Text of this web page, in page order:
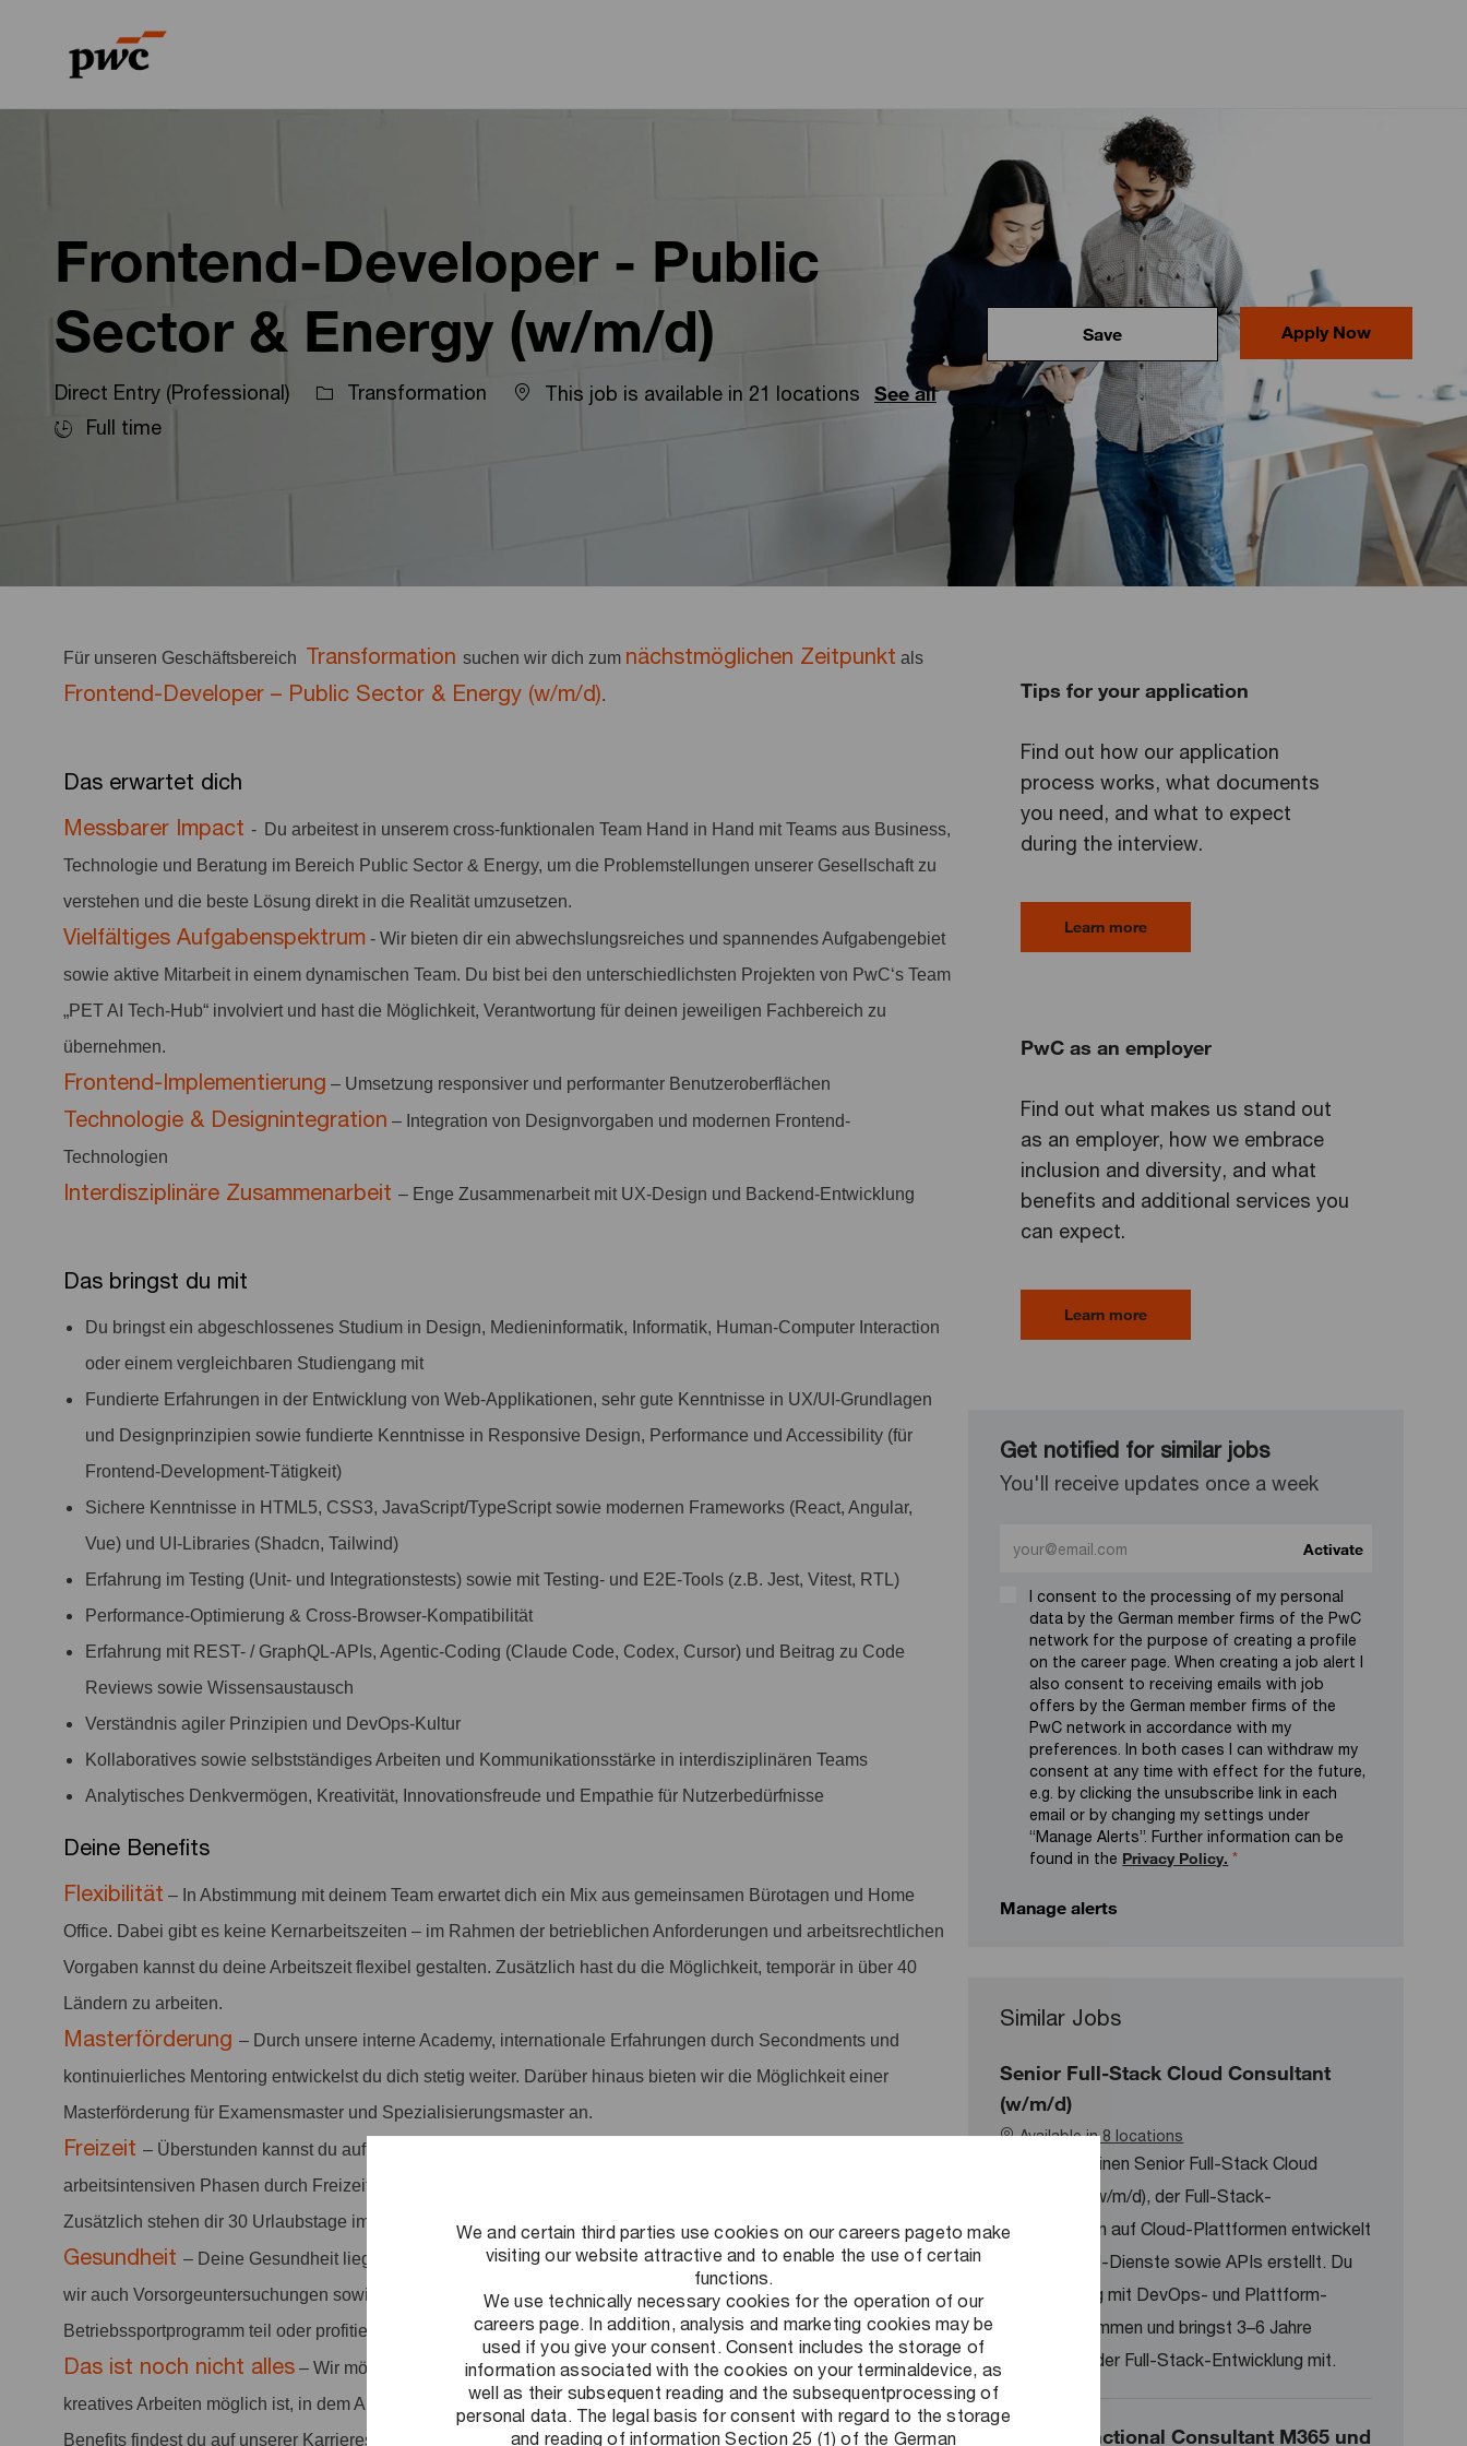
We and certain third parties use cookies on our careers pageto make
visiting our website attractive and to enable the use of certain
functions.
We use technically necessary cookies for the operation of our
careers page. In addition, analysis and marketing cookies may be
used if you give your consent. Consent includes the storage of
information associated with the cookies on your terminaldevice, as
well as their subsequent reading and the subsequentprocessing of
personal data. The legal basis for consent with regard to the storage
and reading of information Section 25 (1) of the German
Frontend-Developer - Public
Sector & Energy (w/m/d)
Direct Entry (Professional) Transformation This job is available in 21 locations
See all
Full time
Save Apply Now
Für unseren Geschäftsbereich Transformation suchen wir dich zum nächstmöglichen Zeitpunkt als
Frontend-Developer – Public Sector & Energy (w/m/d).
Das erwartet dich
Messbarer Impact - Du arbeitest in unserem cross-funktionalen Team Hand in Hand mit Teams aus Business,
Technologie und Beratung im Bereich Public Sector & Energy, um die Problemstellungen unserer Gesellschaft zu
verstehen und die beste Lösung direkt in die Realität umzusetzen.
Vielfältiges Aufgabenspektrum - Wir bieten dir ein abwechslungsreiches und spannendes Aufgabengebiet
sowie aktive Mitarbeit in einem dynamischen Team. Du bist bei den unterschiedlichsten Projekten von PwC‘s Team
„PET AI Tech-Hub“ involviert und hast die Möglichkeit, Verantwortung für deinen jeweiligen Fachbereich zu
übernehmen.
Frontend-Implementierung – Umsetzung responsiver und performanter Benutzeroberflächen
Technologie & Designintegration – Integration von Designvorgaben und modernen Frontend-
Technologien
Interdisziplinäre Zusammenarbeit – Enge Zusammenarbeit mit UX-Design und Backend-Entwicklung
Das bringst du mit
Du bringst ein abgeschlossenes Studium in Design, Medieninformatik, Informatik, Human-Computer Interaction
oder einem vergleichbaren Studiengang mit
Fundierte Erfahrungen in der Entwicklung von Web-Applikationen, sehr gute Kenntnisse in UX/UI-Grundlagen
und Designprinzipien sowie fundierte Kenntnisse in Responsive Design, Performance und Accessibility (für
Frontend-Development-Tätigkeit)
Sichere Kenntnisse in HTML5, CSS3, JavaScript/TypeScript sowie modernen Frameworks (React, Angular,
Vue) und UI-Libraries (Shadcn, Tailwind)
Erfahrung im Testing (Unit- und Integrationstests) sowie mit Testing- und E2E-Tools (z.B. Jest, Vitest, RTL)
Performance-Optimierung & Cross-Browser-Kompatibilität
Erfahrung mit REST- / GraphQL-APIs, Agentic-Coding (Claude Code, Codex, Cursor) und Beitrag zu Code
Reviews sowie Wissensaustausch
Verständnis agiler Prinzipien und DevOps-Kultur
Kollaboratives sowie selbstständiges Arbeiten und Kommunikationsstärke in interdisziplinären Teams
Analytisches Denkvermögen, Kreativität, Innovationsfreude und Empathie für Nutzerbedürfnisse
Deine Benefits
Flexibilität – In Abstimmung mit deinem Team erwartet dich ein Mix aus gemeinsamen Bürotagen und Home
Office. Dabei gibt es keine Kernarbeitszeiten – im Rahmen der betrieblichen Anforderungen und arbeitsrechtlichen
Vorgaben kannst du deine Arbeitszeit flexibel gestalten. Zusätzlich hast du die Möglichkeit, temporär in über 40
Ländern zu arbeiten.
Masterförderung – Durch unsere interne Academy, internationale Erfahrungen durch Secondments und
kontinuierliches Mentoring entwickelst du dich stetig weiter. Darüber hinaus bieten wir die Möglichkeit einer
Masterförderung für Examensmaster und Spezialisierungsmaster an.
Freizeit – Überstunden kannst du auf deinem Jahresarbeitszeitenkonto (JAZ) sammeln und nach
arbeitsintensiven Phasen durch Freizeit ausgleichen. Restliche Überstunden werden einmal jährlich ausgezahlt.
Zusätzlich stehen dir 30 Urlaubstage im Kalenderjahr zur Verfügung.
Gesundheit – Deine Gesundheit liegt uns am Herzen: Neben einer eigenen betrieblichen Krankenkasse bieten
wir auch Vorsorgeuntersuchungen sowie Sportangebote an. Nimm an unserem kostenlosen
Betriebssportprogramm teil oder profitiere von einer vergünstigten Urban Sports Club-Mitgliedschaft.
Das ist noch nicht alles – Wir möchten ein positives Arbeitsumfeld schaffen: Ein Umfeld, in dem flexibles und
kreatives Arbeiten möglich ist, in dem Arbeit anerkannt und Leistung honoriert wird und auf das wir stolz sind. Alle
Benefits findest du auf unserer Karriereseite.
Tips for your application
Find out how our application
process works, what documents
you need, and what to expect
during the interview.
Learn more
PwC as an employer
Find out what makes us stand out
as an employer, how we embrace
inclusion and diversity, and what
benefits and additional services you
can expect.
Learn more
Get notified for similar jobs
You'll receive updates once a week
I consent to the processing of my personal
data by the German member firms of the PwC
network for the purpose of creating a profile
on the career page. When creating a job alert I
also consent to receiving emails with job
offers by the German member firms of the
PwC network in accordance with my
preferences. In both cases I can withdraw my
consent at any time with effect for the future,
e.g. by clicking the unsubscribe link in each
email or by changing my settings under
“Manage Alerts”. Further information can be
found in the Privacy Policy. *
Activate
Manage alerts
Similar Jobs
Senior Full-Stack Cloud Consultant
(w/m/d)
Available in 8 locations
Wir suchen einen Senior Full-Stack Cloud
Consultant (w/m/d), der Full-Stack-
Anwendungen auf Cloud-Plattformen entwickelt
und Backend-Dienste sowie APIs erstellt. Du
arbeitest eng mit DevOps- und Plattform-
Teams zusammen und bringst 3–6 Jahre
Erfahrung in der Full-Stack-Entwicklung mit.
Senior Functional Consultant M365 und